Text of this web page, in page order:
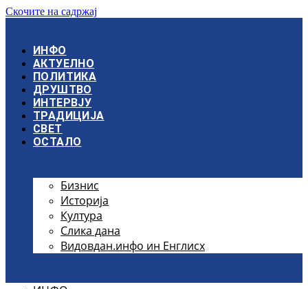
Скочите на садржај
ИНФО
АКТУЕЛНО
ПОЛИТИКА
ДРУШТВО
ИНТЕРВЈУ
ТРАДИЦИЈА
СВЕТ
ОСТАЛО
Бизнис
Историја
Култура
Слика дана
Видовдан.инфо ин Енглисх